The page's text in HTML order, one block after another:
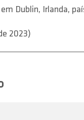
Dublin, Irlanda,
2023)